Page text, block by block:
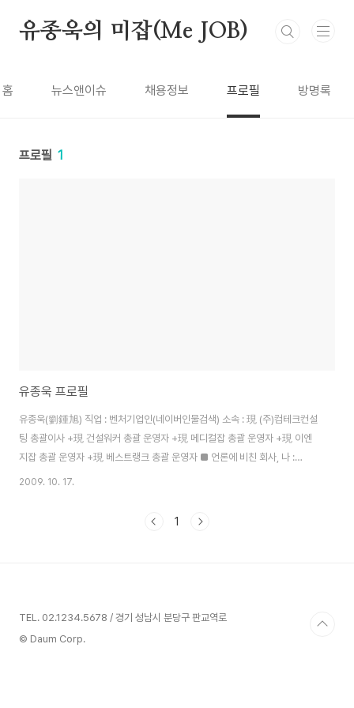
유종욱의 미잡(Me JOB)
홈 뉴스앤이슈 채용정보 프로필 방명록
프로필 1
유종욱 프로필
유종욱(劉鍾旭) 직업 : 벤처기업인(네이버인물검색) 소속 : 現 (주)컴테크컨설
팅 총괄이사 +現 건설워커 총괄 운영자 +現 메디컬잡 총괄 운영자 +現 이엔
지잡 총괄 운영자 +現 베스트랭크 총괄 운영자 ■ 언론에 비친 회사, 나 :
(2001~현재까지) + 건설워커 : Daum뉴스검색 | 네이버 검색 | 홈피 언론기
블로그 : 유종욱의 미잡 http://www.mejob.co.kr ■ 주요경력 + 국민대 영
2009. 10. 17.
1
TEL. 02.1234.5678 / 경기 성남시 분당구 판교역로
© Daum Corp.